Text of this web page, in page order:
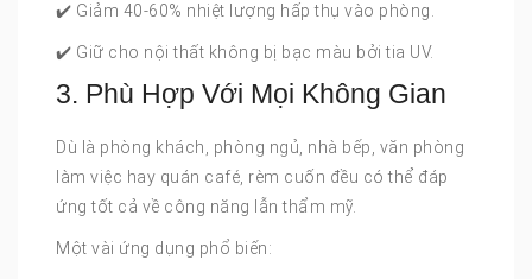
✔️ Giảm 40-60% nhiệt lượng hấp thụ vào phòng.
✔️ Giữ cho nội thất không bị bạc màu bởi tia UV.
3. Phù Hợp Với Mọi Không Gian
Dù là phòng khách, phòng ngủ, nhà bếp, văn phòng
làm việc hay quán café, rèm cuốn đều có thể đáp
ứng tốt cả về công năng lẫn thẩm mỹ.
Một vài ứng dụng phổ biến: